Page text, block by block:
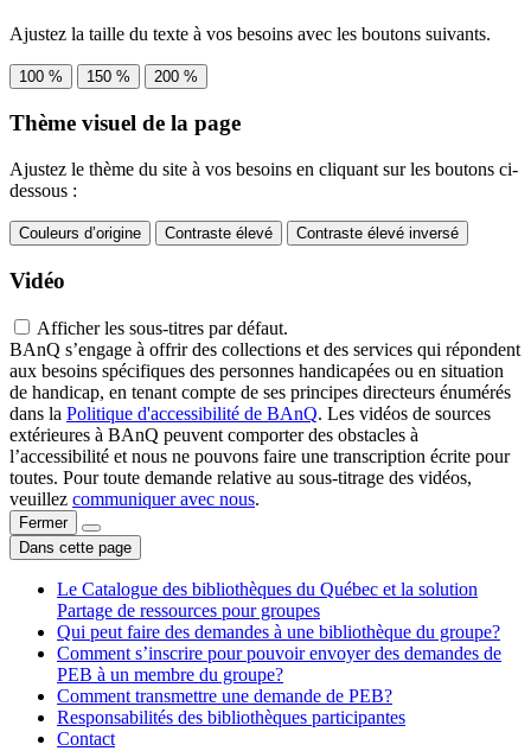
Ajustez la taille du texte à vos besoins avec les boutons suivants.
100 % 150 % 200 %
Thème visuel de la page
Ajustez le thème du site à vos besoins en cliquant sur les boutons ci-
dessous :
Couleurs d’origine Contraste élevé Contraste élevé inversé
Vidéo
Afficher les sous-titres par défaut.
BAnQ s’engage à offrir des collections et des services qui répondent
aux besoins spécifiques des personnes handicapées ou en situation
de handicap, en tenant compte de ses principes directeurs énumérés
dans la Politique d'accessibilité de BAnQ. Les vidéos de sources
extérieures à BAnQ peuvent comporter des obstacles à
l’accessibilité et nous ne pouvons faire une transcription écrite pour
toutes. Pour toute demande relative au sous-titrage des vidéos,
veuillez communiquer avec nous.
Fermer
Dans cette page
Le Catalogue des bibliothèques du Québec et la solution
Partage de ressources pour groupes
Qui peut faire des demandes à une bibliothèque du groupe?
Comment s’inscrire pour pouvoir envoyer des demandes de
PEB à un membre du groupe?
Comment transmettre une demande de PEB?
Responsabilités des bibliothèques participantes
Contact